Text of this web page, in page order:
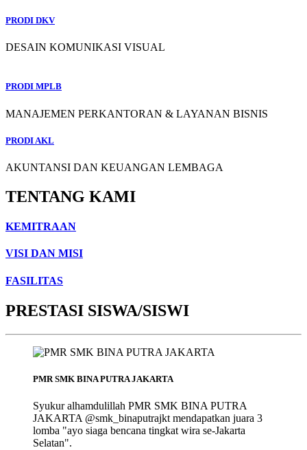
PRODI DKV
DESAIN KOMUNIKASI VISUAL
PRODI MPLB
MANAJEMEN PERKANTORAN & LAYANAN BISNIS
PRODI AKL
AKUNTANSI DAN KEUANGAN LEMBAGA
TENTANG KAMI
KEMITRAAN
VISI DAN MISI
FASILITAS
PRESTASI SISWA/SISWI
PMR SMK BINA PUTRA JAKARTA
Syukur alhamdulillah PMR SMK BINA PUTRA
JAKARTA @smk_binaputrajkt mendapatkan juara 3
lomba "ayo siaga bencana tingkat wira se-Jakarta
Selatan".